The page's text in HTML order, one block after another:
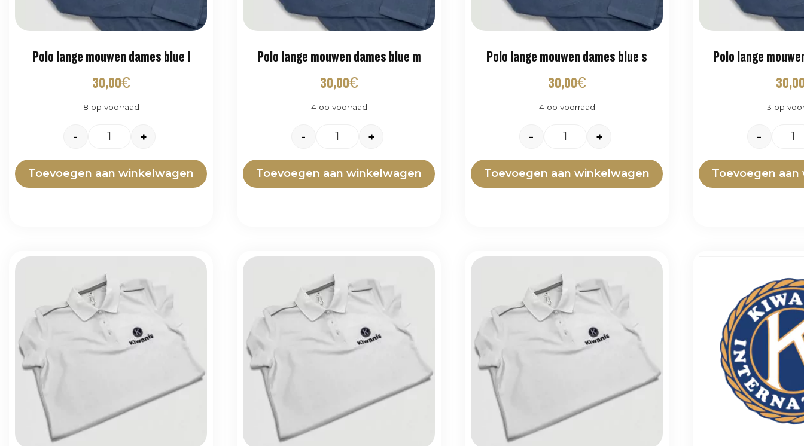
Polo lange mouwen dames blue l
30,00€
8 op voorraad
- +
Toevoegen aan winkelwagen
Polo lange mouwen dames blue m
30,00€
4 op voorraad
- +
Toevoegen aan winkelwagen
Polo lange mouwen dames blue s
30,00€
4 op voorraad
- +
Toevoegen aan winkelwagen
Polo lange
3 op
-
Toevoegen